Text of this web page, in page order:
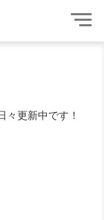
々更新中です！